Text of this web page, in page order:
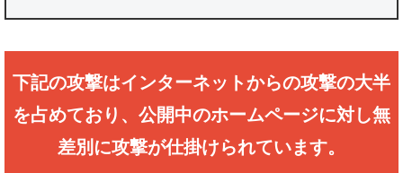
下記の攻撃はインターネットからの攻撃の大半
を占めており、 公開中のホームページに対し無
差別に攻撃が仕掛けられています。